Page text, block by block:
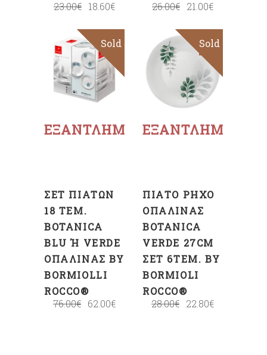
23.00€ 18.60€
26.00€ 21.00€
Sale
ΕΞΑΝΤΛΗΜΈΝΟ
Sold
Επιλογή
ΣΕΤ ΠΙΆΤΩΝ
18 ΤΕΜ.
BOTANICA
BLU Ή VERDE Ο
ΠΑΛΊΝΑΣ BY B
ORMIOLLI R
OCCO®
76.00€ 62.00€
Sale
ΕΞΑΝΤΛΗΜΈΝΟ
Sold
Διαβάστε
ΠΙΆΤΟ ΡΗΧΌ
ΟΠΑΛΊΝΑΣ
BOTANICA
VERDE 27CM
ΣΕΤ 6ΤΕΜ. BY
BORMIOLI
ROCCO®
28.00€ 22.80€